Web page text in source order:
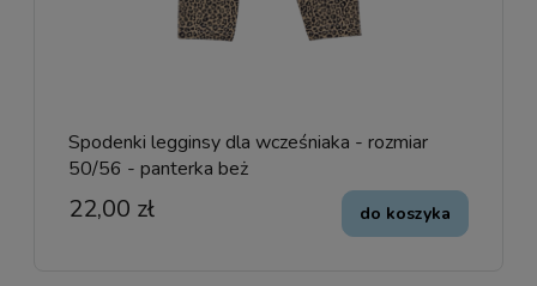
Spodenki legginsy dla wcześniaka - rozmiar
50/56 - panterka beż
22,00 zł do koszyka